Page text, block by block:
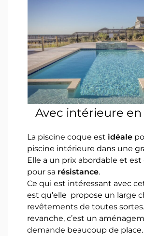
Avec intérieure
La piscine coque est idéale
piscine intérieure dans une
Elle a un prix abordable et
pour sa résistance.
Ce qui est intéressant avec
est qu’elle propose un large
revêtements de toutes
revanche, c’est un
demande beaucoup de place.